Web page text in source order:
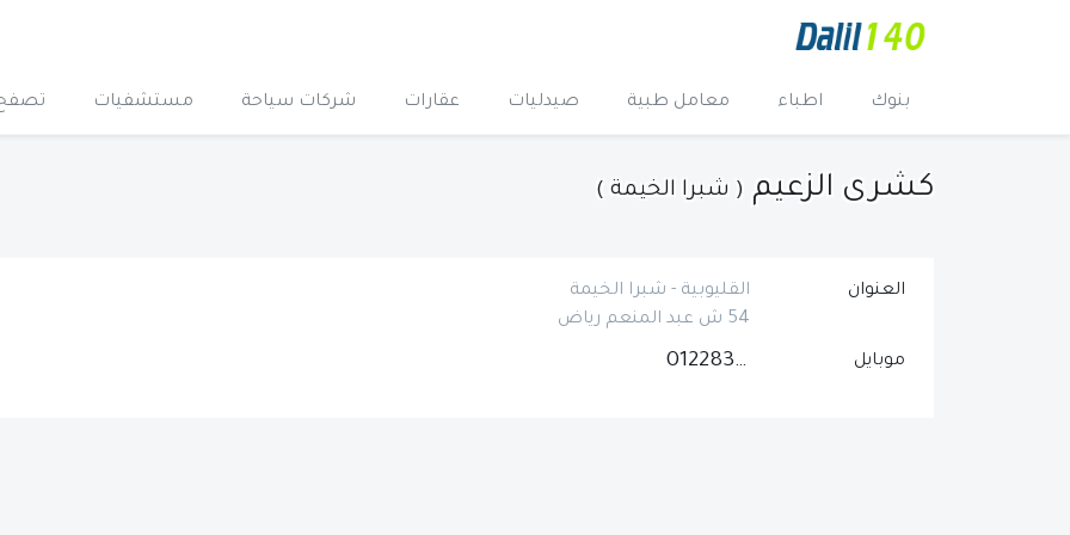
بنوك اطباء معامل طبية صيدليات عقارات شركات سياحة مستشفيات
كشرى الزعيم ( شبرا الخيمة )
العنوان
القليوبية - شبرا الخيمة
54 ش عبد المنعم رياض
موبايل 01228347959